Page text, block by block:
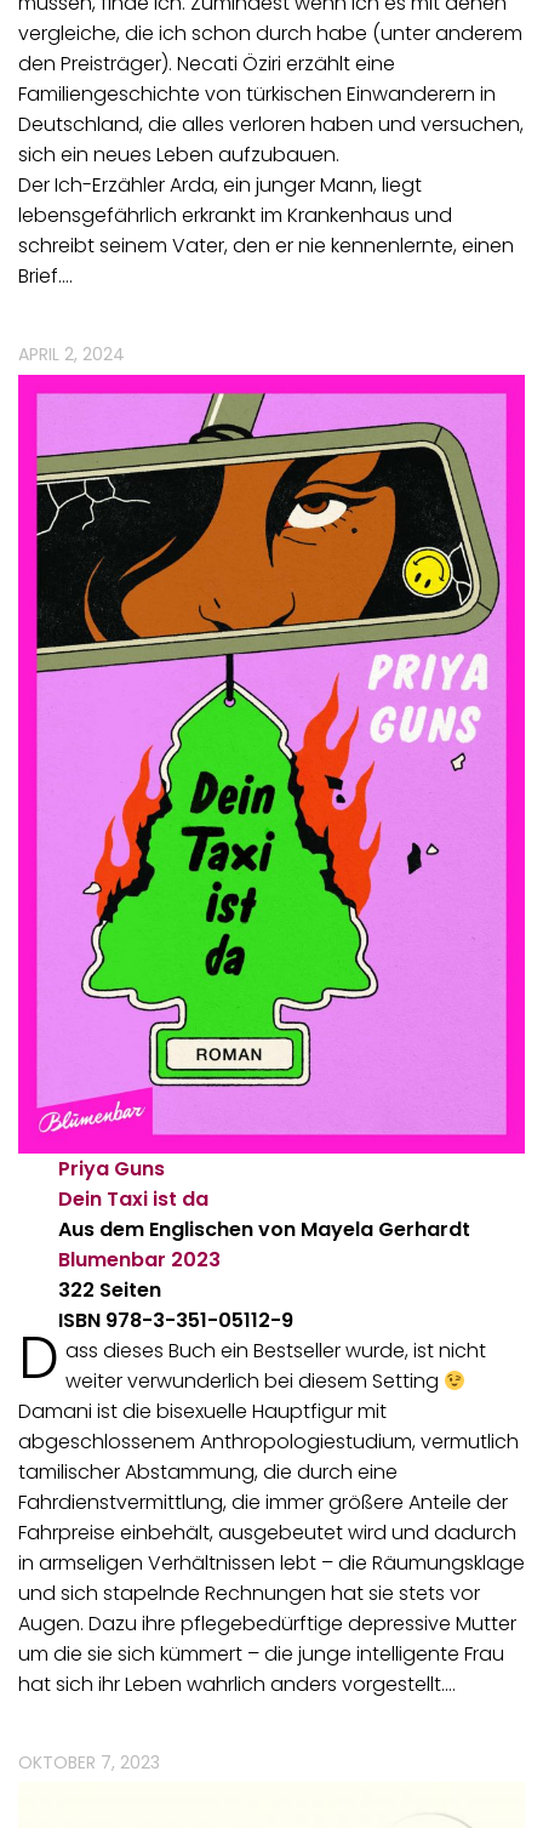
vergleiche, die ich schon durch habe (unter anderem
den Preisträger). Necati Öziri erzählt eine
Familiengeschichte von türkischen Einwanderern in
Deutschland, die alles verloren haben und versuchen,
sich ein neues Leben aufzubauen.
Der Ich-Erzähler Arda, ein junger Mann, liegt
lebensgefährlich erkrankt im Krankenhaus und
schreibt seinem Vater, den er nie kennenlernte, einen
Brief.…
APRIL 2, 2024
Priya Guns
Dein Taxi ist da
Aus dem Englischen von Mayela Gerhardt
Blumenbar 2023
322 Seiten
ISBN 978-3-351-05112-9
D ass dieses Buch ein Bestseller wurde, ist nicht
weiter verwunderlich bei diesem Setting
Damani ist die bisexuelle Hauptfigur mit
abgeschlossenem Anthropologiestudium, vermutlich
tamilischer Abstammung, die durch eine
Fahrdienstvermittlung, die immer größere Anteile der
Fahrpreise einbehält, ausgebeutet wird und dadurch
in armseligen Verhältnissen lebt – die Räumungsklage
und sich stapelnde Rechnungen hat sie stets vor
Augen. Dazu ihre pflegebedürftige depressive Mutter
um die sie sich kümmert – die junge intelligente Frau
hat sich ihr Leben wahrlich anders vorgestellt.…
OKTOBER 7, 2023